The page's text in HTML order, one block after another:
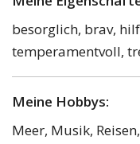
besorglich, brav,
temperamentvoll,
Meine Hobbys:
Meer, Musik,